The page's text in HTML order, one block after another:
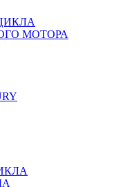
МОТОРА